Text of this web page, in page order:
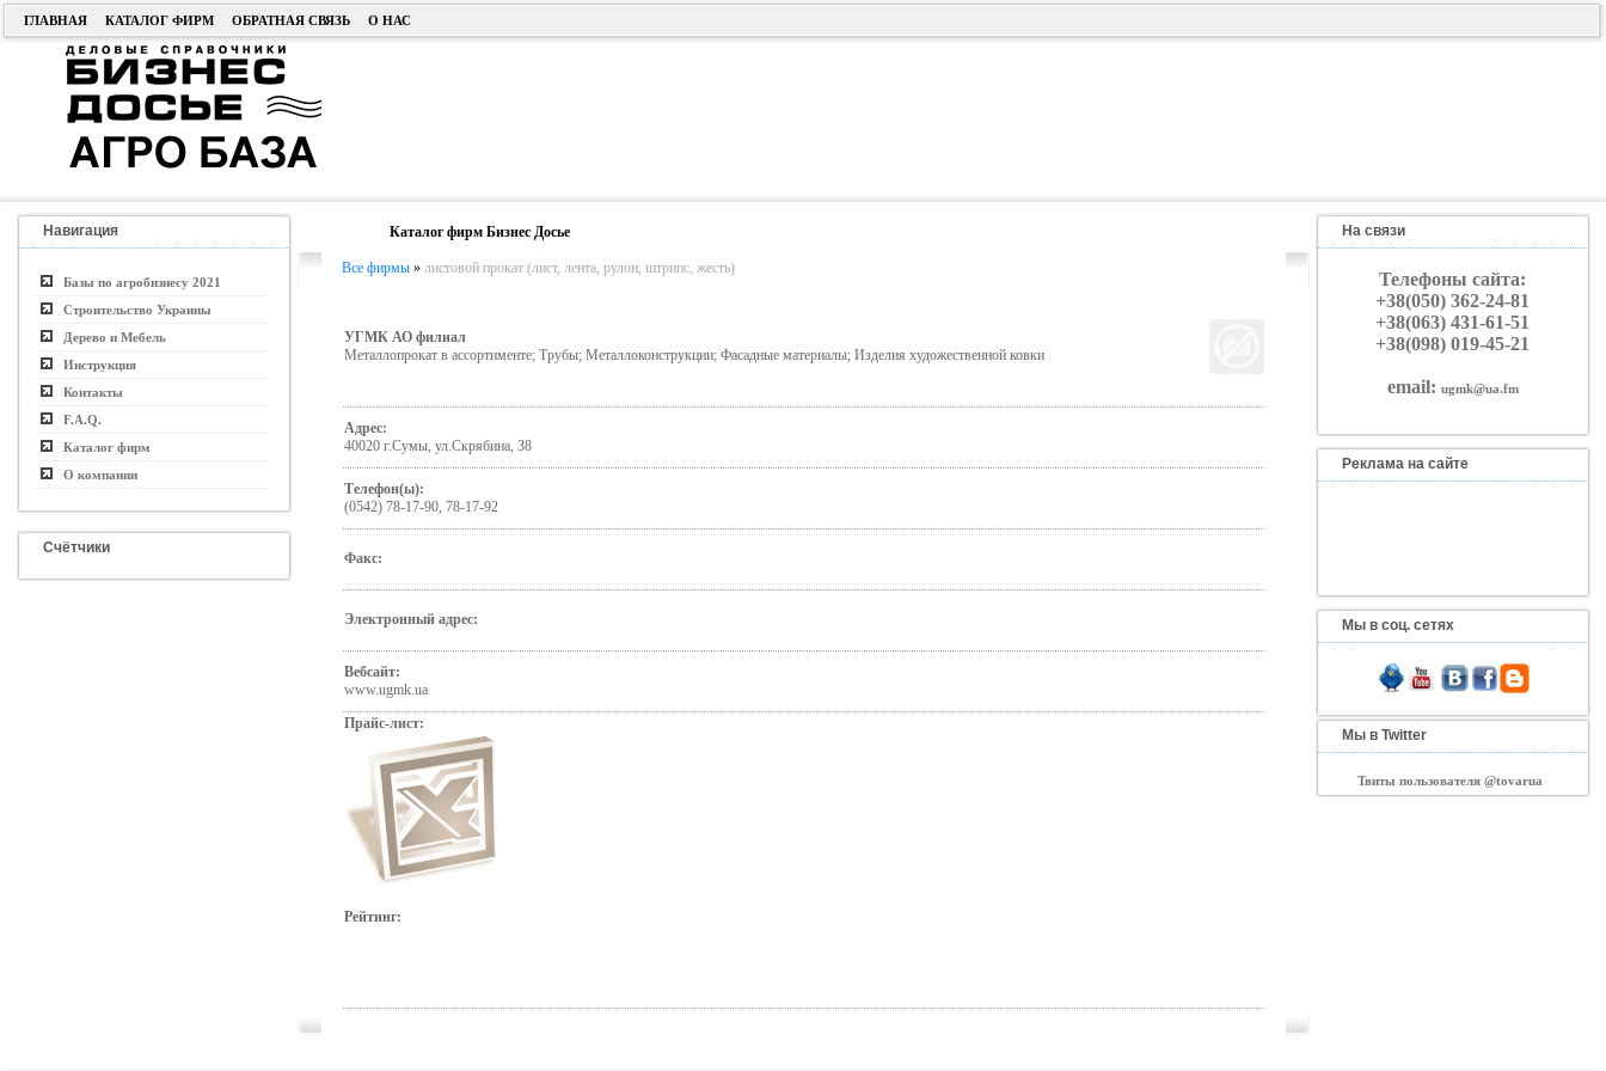
ГЛАВНАЯ КАТАЛОГ ФИРМ ОБРАТНАЯ СВЯЗЬ О НАС
Навигация
Базы по агробизнесу 2021
Строительство Украины
Дерево и Мебель
Инструкция
Контакты
F.A.Q.
Каталог фирм
О компании
Счётчики
Каталог фирм Бизнес Досье
Все фирмы» листовой прокат (лист, лента, рулон, штрипс, жесть)
УГМК АО филиал
Металлопрокат в ассортименте; Трубы; Металлоконструкции; Фасадные материалы; Изделия художественной ковки
Адрес:
40020 г.Сумы, ул.Скрябина, 38
Телефон(ы):
(0542) 78-17-90, 78-17-92
Факс:
Электронный адрес:
Вебсайт:
www.ugmk.ua
Прайс-лист:
Рейтинг:
На связи
Телефоны сайта:
+38(050) 362-24-81
+38(063) 431-61-51
+38(098) 019-45-21
email: ugmk@ua.fm
Реклама на сайте
Мы в соц. сетях
Мы в Twitter
Твиты пользователя @tovarua